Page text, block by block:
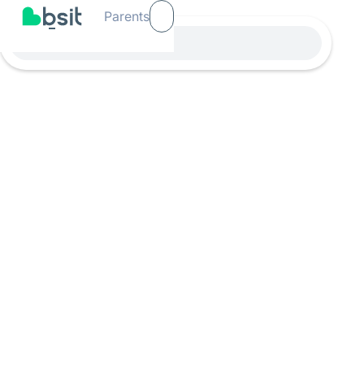
Parents